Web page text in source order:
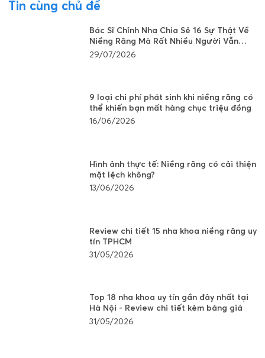
Tin cùng chủ đề
Bác Sĩ Chỉnh Nha Chia Sẻ 16 Sự Thật Về
Niềng Răng Mà Rất Nhiều Người Vẫn
Đang Hiểu Sai
29/07/2026
9 loại chi phí phát sinh khi niềng răng có
thể khiến bạn mất hàng chục triệu đồng
16/06/2026
Hình ảnh thực tế: Niềng răng có cải thiện
mặt lệch không?
13/06/2026
Review chi tiết 15 nha khoa niềng răng uy
tín TPHCM
31/05/2026
Top 18 nha khoa uy tín gần đây nhất tại
Hà Nội - Review chi tiết kèm bảng giá
31/05/2026